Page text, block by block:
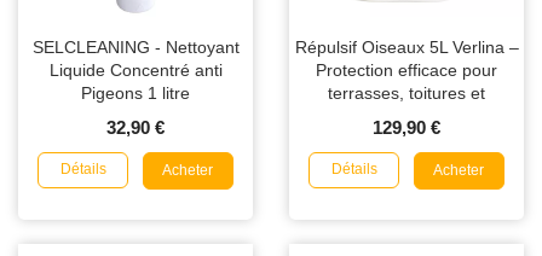
SELCLEANING - Nettoyant
Liquide Concentré anti
Pigeons 1 litre
32,90 €
Détails Acheter
Répulsif Oiseaux 5L Verlina –
Protection efficace pour
terrasses, toitures et
129,90 €
Détails Acheter